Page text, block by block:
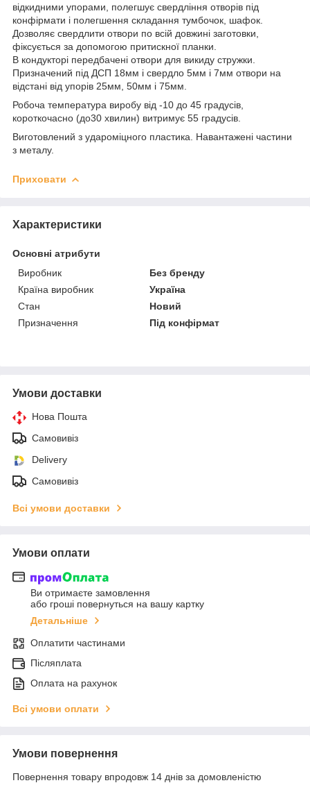
відкидними упорами, полегшує свердління отворів під
конфірмати і полегшення складання тумбочок, шафок.
Дозволяє свердлити отвори по всій довжині заготовки,
фіксується за допомогою притискної планки.
В кондукторі передбачені отвори для викиду стружки.
Призначений під ДСП 18мм і свердло 5мм і 7мм отвори на
відстані від упорів 25мм, 50мм і 75мм.
Робоча температура виробу від -10 до 45 градусів,
короткочасно (до30 хвилин) витримує 55 градусів.
Виготовлений з удароміцного пластика. Навантажені частини
з металу.
Приховати
Характеристики
Основні атрибути
Виробник
Без бренду
Країна виробник
Україна
Стан
Новий
Призначення
Під конфірмат
Умови доставки
Нова Пошта
Самовивіз
Delivery
Самовивіз
Всі умови доставки
Умови оплати
Ви отримаєте замовлення
або гроші повернуться на вашу картку
Детальніше
Оплатити частинами
Післяплата
Оплата на рахунок
Всі умови оплати
Умови повернення
Повернення товару впродовж 14 днів за домовленістю